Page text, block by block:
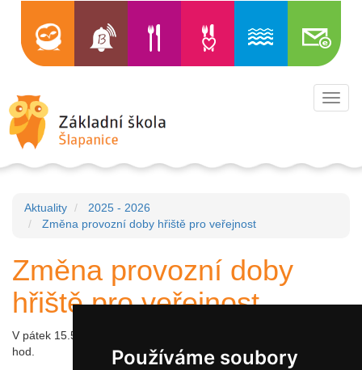
Používáme soubory
Aktuality
2025 - 2026
Změna provozní doby hřiště pro veřejnost
Změna provozní doby
hřiště pro veřejnost
V pátek 15.5.2026 je hřiště otevřeno pro veřejnost až od 18:00
hod.